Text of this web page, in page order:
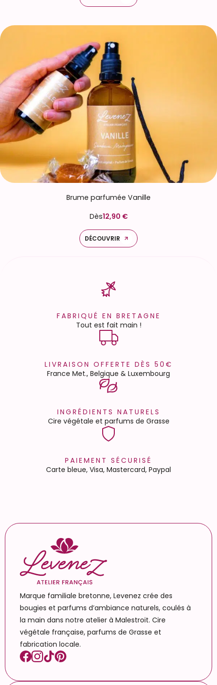
Brume parfumée Vanille
Dès12,90 €
DÉCOUVRIR
FABRIQUÉ EN BRETAGNE
Tout est fait main !
LIVRAISON OFFERTE DÈS 50€
France Met., Belgique & Luxembourg
INGRÉDIENTS NATURELS
Cire végétale et parfums de Grasse
PAIEMENT SÉCURISÉ
Carte bleue, Visa, Mastercard, Paypal
Marque familiale bretonne, Levenez crée des
bougies et parfums d’ambiance naturels, coulés à
la main dans notre atelier à Malestroit. Cire
végétale française, parfums de Grasse et
fabrication locale.